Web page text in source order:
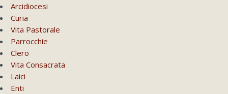
Arcidiocesi
Curia
Vita Pastorale
Parrocchie
Clero
Vita Consacrata
Laici
Enti